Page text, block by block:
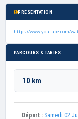
PRÉSENTATION
https://www.youtube.com/
PARCOURS & TARIFS
10 km
Départ : Samedi 02